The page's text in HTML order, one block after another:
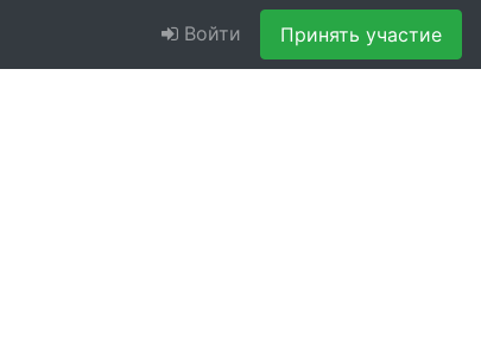
Войти Принять участие